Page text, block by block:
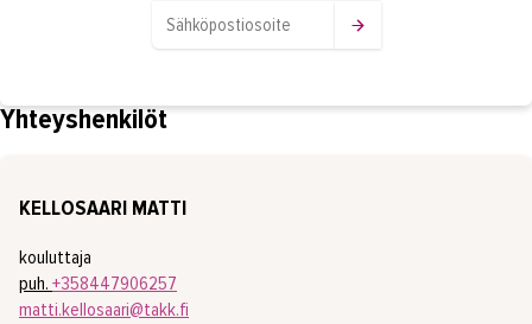
Yhteyshenkilöt
KELLOSAARI MATTI
kouluttaja
puh. +358447906257
matti.kellosaari@takk.fi